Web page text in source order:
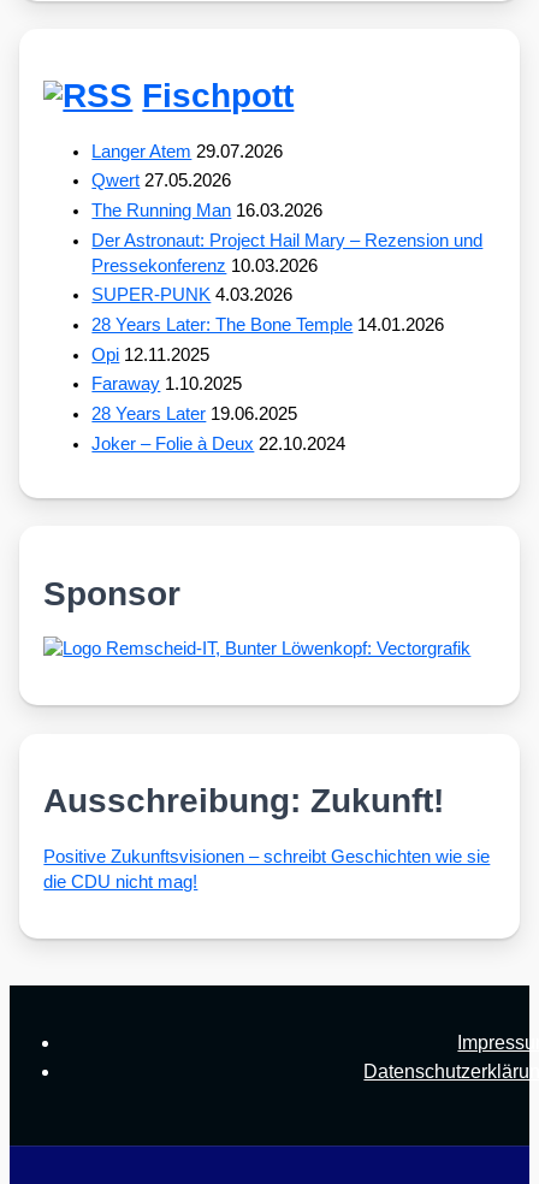
Fischpott
Langer Atem 29.07.2026
Qwert 27.05.2026
The Running Man 16.03.2026
Der Astronaut: Project Hail Mary – Rezension und
Pressekonferenz 10.03.2026
SUPER-PUNK 4.03.2026
28 Years Later: The Bone Temple 14.01.2026
Opi 12.11.2025
Faraway 1.10.2025
28 Years Later 19.06.2025
Joker – Folie à Deux 22.10.2024
Sponsor
Ausschreibung: Zukunft!
Posi­ti­ve Zukunfts­vi­sio­nen – schreibt Geschich­ten wie sie
die CDU nicht mag!